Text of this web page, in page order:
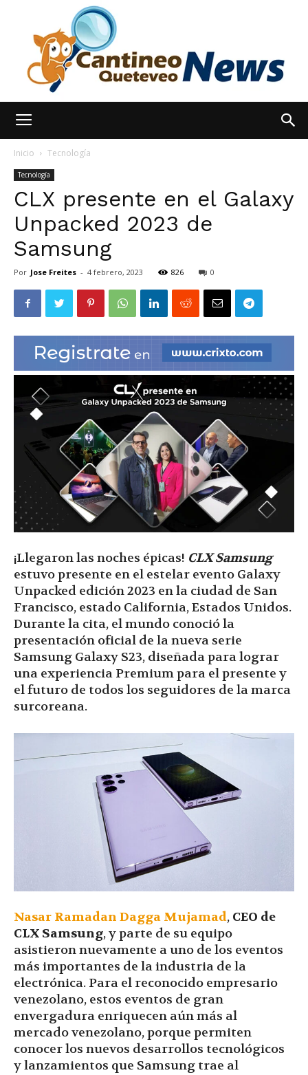
Noticias
|
Hora
|
Inicio Tecnología
Tecnología
CLX presente en el Galaxy
Unpacked 2023 de
Samsung
Por Jose Freites - 4 febrero, 2023 826 0
¡Llegaron las noches épicas! CLX Samsung
estuvo presente en el estelar evento Galaxy
Unpacked edición 2023 en la ciudad de San
Francisco, estado California, Estados Unidos.
Durante la cita, el mundo conoció la
presentación oficial de la nueva serie
Samsung Galaxy S23, diseñada para lograr
una experiencia Premium para el presente y
el futuro de todos los seguidores de la marca
surcoreana.
Nasar Ramadan Dagga Mujamad, CEO de
CLX Samsung, y parte de su equipo
asistieron nuevamente a uno de los eventos
más importantes de la industria de la
electrónica. Para el reconocido empresario
venezolano, estos eventos de gran
envergadura enriquecen aún más al
mercado venezolano, porque permiten
conocer los nuevos desarrollos tecnológicos
y lanzamientos que Samsung trae al